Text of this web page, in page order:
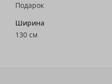
Подарок
Ширина
130 см